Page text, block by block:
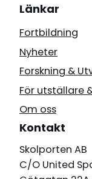
Länkar
Fortbildning
Nyheter
Forskning &
För utställare
Om oss
Kontakt
Skolporten AB
C/O United